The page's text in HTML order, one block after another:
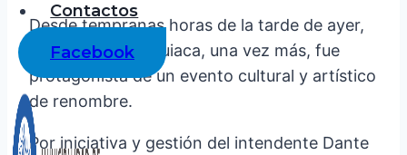
Contactos
Facebook
Desde tempranas horas de la tarde de ayer,
la ciudad de La Quiaca, una vez más, fue
protagonista de un evento cultural y artístico
de renombre.
Por iniciativa y gestión del intendente Dante